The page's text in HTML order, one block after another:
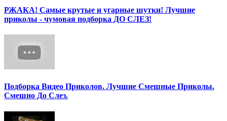
РЖАКА! Самые крутые и угарные шутки! Лучшие
приколы - чумовая подборка ДО СЛЕЗ!
Подборка Видео Приколов. Лучшие Смешные Приколы.
Смешно До Слез.